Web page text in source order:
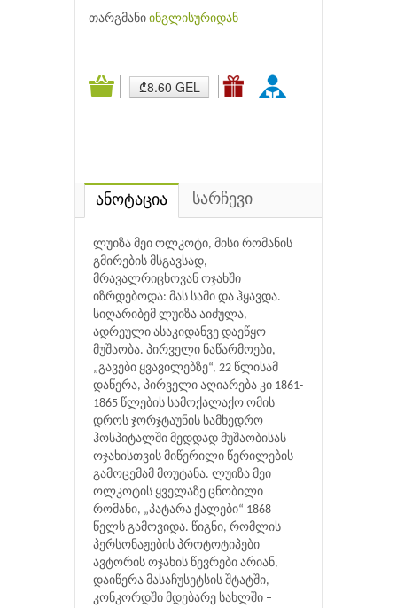
თარგმანი ინგლისურიდან
₾8.60 GEL
ანოტაცია სარჩევი
ლუიზა მეი ოლკოტი, მისი რომანის
გმირების მსგავსად,
მრავალრიცხოვან ოჯახში
იზრდებოდა: მას სამი და ჰყავდა.
სიღარიბემ ლუიზა აიძულა,
ადრეული ასაკიდანვე დაეწყო
მუშაობა. პირველი ნაწარმოები,
„გავები ყვავილებზე“, 22 წლისამ
დაწერა, პირველი აღიარება კი 1861-
1865 წლების სამოქალაქო ომის
დროს ჯორჯტაუნის სამხედრო
ჰოსპიტალში მედდად მუშაობისას
ოჯახისთვის მიწერილი წერილების
გამოცემამ მოუტანა. ლუიზა მეი
ოლკოტის ყველაზე ცნობილი
რომანი, „პატარა ქალები“ 1868
წელს გამოვიდა. წიგნი, რომლის
პერსონაჟების პროტოტიპები
ავტორის ოჯახის წევრები არიან,
დაიწერა მასაჩუსეტსის შტატში,
კონკორდში მდებარე სახლში –